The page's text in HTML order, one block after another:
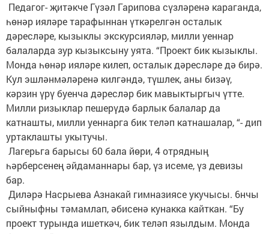
Педагог- җитәкче Гүзәл Гарипова сүзләренә караганда,
һөнәр ияләре тарафыннан үткәрелгән осталык
дәресләре, кызыклы экскурсияләр, милли уеннар
балаларда зур кызыксыну уята. “Проект бик кызыклы.
Монда һөнәр ияләре килеп, осталык дәресләре дә бирә.
Кул эшләнмәләренә килгәндә, түшлек, аны бизәү,
кәрзин үрү буенча дәресләр бик мавыктыргыч үтте.
Милли ризыклар пешерүдә барлык балалар да
катнашты, милли уеннарга бик теләп катнашалар, “- дип
уртаклашты укытучы.
Лагерьга барысы 60 бала йөри, 4 отрядның
һәрберсенең әйдаманнары бар, үз исеме, үз девизы
бар.
Диләрә Насрыева Азнакай гимназиясе укучысы. 6нчы
сыйныфны тәмамлап, әбисенә кунакка кайткан. “Бу
проект турында ишеткәч, бик теләп язылдым. Монда